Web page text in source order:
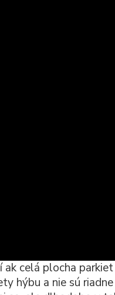
celá plocha
hýbu a nie sú